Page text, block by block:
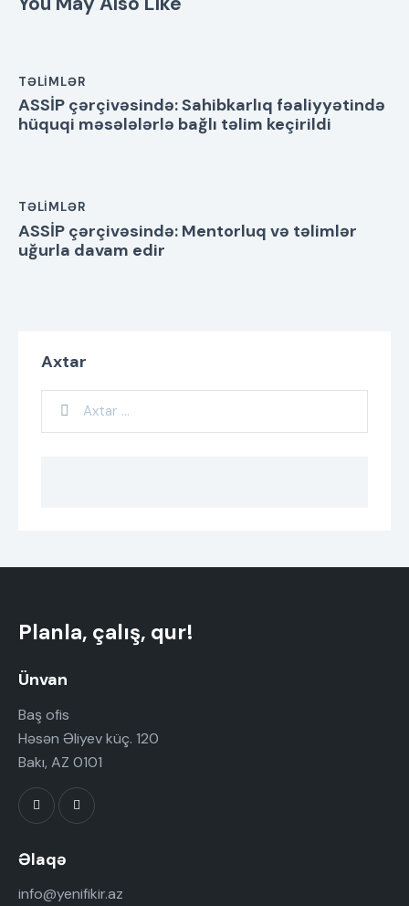
TƏLIMLƏR
ASSİP çərçivəsində: Sahibkarlıq fəaliyyətində
hüquqi məsələlərlə bağlı təlim keçirildi
TƏLIMLƏR
ASSİP çərçivəsində: Mentorluq və təlimlər
uğurla davam edir
Axtar
Planla, çalış, qur!
Ünvan
Baş ofis
Həsən Əliyev küç. 120
Bakı, AZ 0101
Əlaqə
info@yenifikir.az